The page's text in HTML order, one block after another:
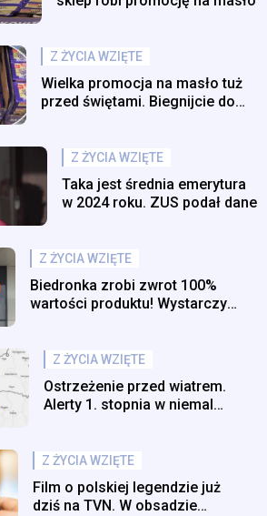
Z ŻYCIA WZIĘTE
Wielka promocja na masło tuż
przed świętami. Biegnijcie do
Z ŻYCIA WZIĘTE
Taka jest średnia emerytura
w 2024 roku. ZUS podał dane
Z ŻYCIA WZIĘTE
Biedronka zrobi zwrot 100%
wartości produktu! Wystarczy
Z ŻYCIA WZIĘTE
Ostrzeżenie przed wiatrem.
Alerty 1. stopnia w niemal
Z ŻYCIA WZIĘTE
Film o polskiej legendzie już
dziś na TVN. W obsadzie